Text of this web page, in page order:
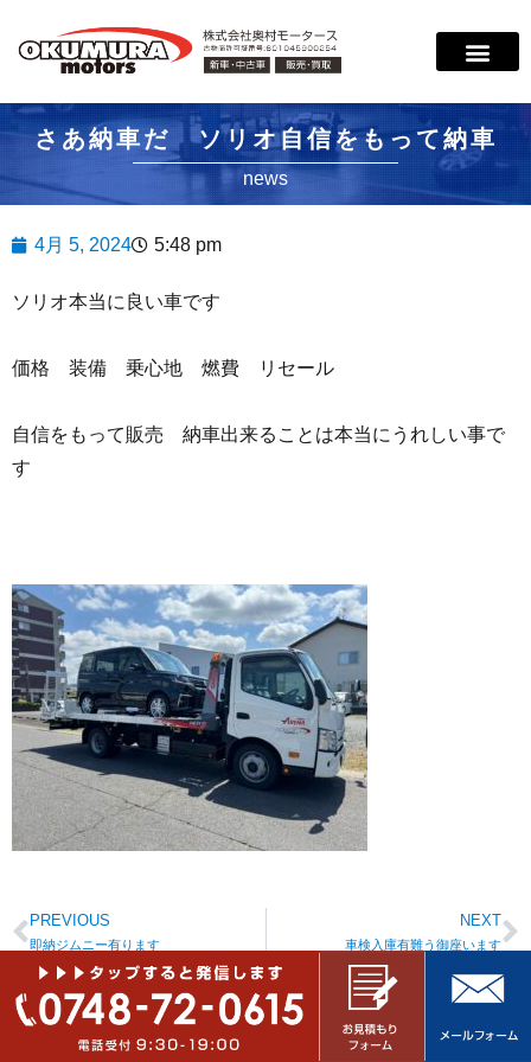
さあ納車だ ソリオ自信をもって納車
news
4月 5, 2024 5:48 pm
ソリオ本当に良い車です
価格 装備 乗心地 燃費 リセール
自信をもって販売 納車出来ることは本当にうれしい事で
す
PREVIOUS
即納ジムニー有ります
NEXT
車検入庫有難う御座います